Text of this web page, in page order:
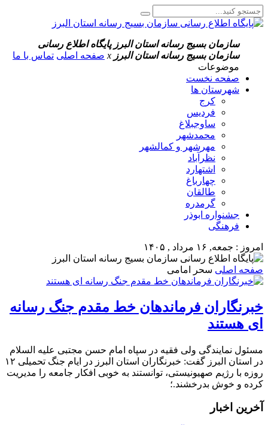
سازمان بسیج رسانه استان البرز پایگاه اطلاع رسانی
سازمان بسیج رسانه استان البرز x صفحه اصلی تماس با ما
موضوعات
صفحه نخست
شهرستان ها
کرج
فردیس
ساوجبلاغ
محمدشهر
مهرشهر و کمالشهر
نظرآباد
اشتهارد
چهارباغ
طالقان
گرمدره
جشنواره ابوذر
فرهنگی
امروز : جمعه, ۱۶ مرداد , ۱۴۰۵
صفحه اصلی سحر امامی
خبرنگاران فرماندهان خط مقدم جنگ رسانه
ای هستند
مسئول نمایندگی ولی فقیه در سپاه امام حسن مجتبی علیه السلام
در استان البرز گفت: خبرنگاران استان البرز در ایام جنگ تحمیلی ۱۲
روزه با رژیم صهیونیستی، توانستند به خوبی افکار جامعه را مدیریت
کرده و خوش بدرخشند.؛
آخرین اخبار